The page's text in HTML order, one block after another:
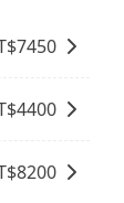
7450
4400
8200